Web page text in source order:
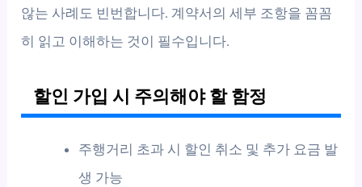
않는 사례도 빈번합니다. 계약서의 세부 조항을 꼼꼼
히 읽고 이해하는 것이 필수입니다.
할인 가입 시 주의해야 할 함정
주행거리 초과 시 할인 취소 및 추가 요금 발
생 가능